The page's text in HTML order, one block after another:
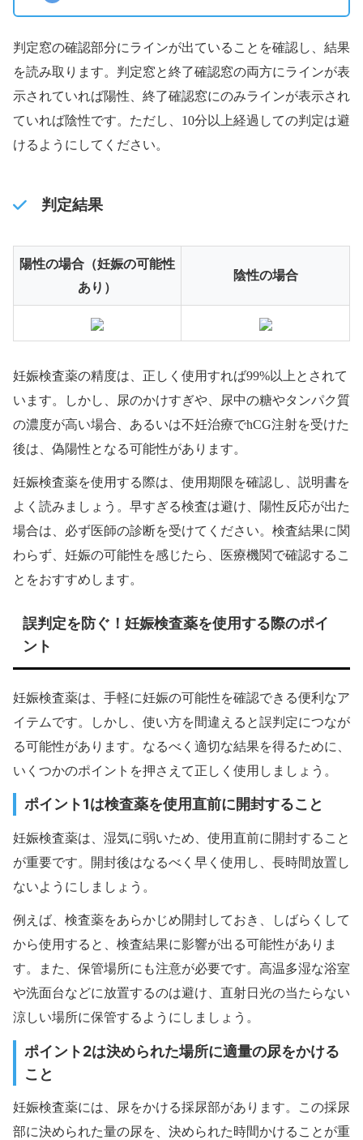
判定窓の確認部分にラインが出ていることを確認し、結果
を読み取ります。判定窓と終了確認窓の両方にラインが表
示されていれば陽性、終了確認窓にのみラインが表示され
ていれば陰性です。ただし、10分以上経過しての判定は避
けるようにしてください。
判定結果
陽性の場合（妊娠の可能性
あり）
陰性の場合
妊娠検査薬の精度は、正しく使用すれば99%以上とされて
います。しかし、尿のかけすぎや、尿中の糖やタンパク質
の濃度が高い場合、あるいは不妊治療でhCG注射を受けた
後は、偽陽性となる可能性があります。
妊娠検査薬を使用する際は、使用期限を確認し、説明書を
よく読みましょう。早すぎる検査は避け、陽性反応が出た
場合は、必ず医師の診断を受けてください。検査結果に関
わらず、妊娠の可能性を感じたら、医療機関で確認するこ
とをおすすめします。
誤判定を防ぐ！妊娠検査薬を使用する際のポイ
ント
妊娠検査薬は、手軽に妊娠の可能性を確認できる便利なア
イテムです。しかし、使い方を間違えると誤判定につなが
る可能性があります。なるべく適切な結果を得るために、
いくつかのポイントを押さえて正しく使用しましょう。
ポイント1は検査薬を使用直前に開封すること
妊娠検査薬は、湿気に弱いため、使用直前に開封すること
が重要です。開封後はなるべく早く使用し、長時間放置し
ないようにしましょう。
例えば、検査薬をあらかじめ開封しておき、しばらくして
から使用すると、検査結果に影響が出る可能性がありま
す。また、保管場所にも注意が必要です。高温多湿な浴室
や洗面台などに放置するのは避け、直射日光の当たらない
涼しい場所に保管するようにしましょう。
ポイント2は決められた場所に適量の尿をかける
こと
妊娠検査薬には、尿をかける採尿部があります。この採尿
部に決められた量の尿を、決められた時間かけることが重